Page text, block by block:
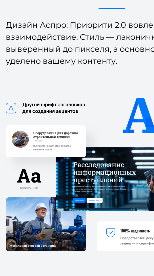
Дизайн Аспро: Приорити 2.0
взаимодействие. Стиль —
выверенный до пикселя, а
уделено вашему контенту.